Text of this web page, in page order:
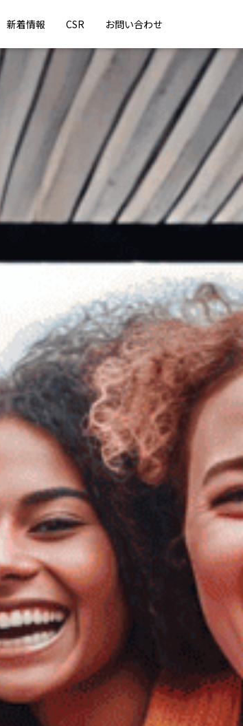
新着情報 CSR お問い合わせ